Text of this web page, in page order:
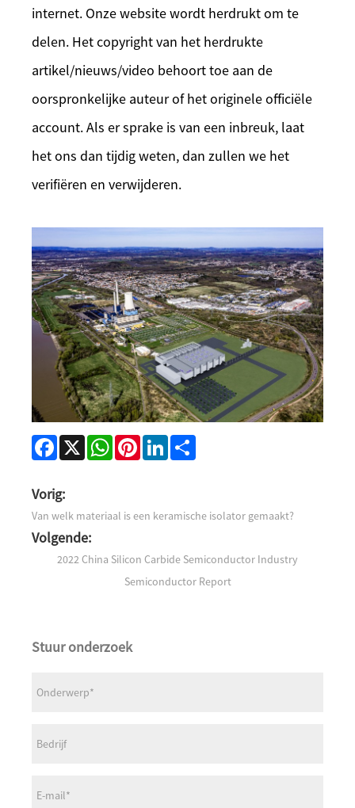
internet. Onze website wordt herdrukt om te
delen. Het copyright van het herdrukte
artikel/nieuws/video behoort toe aan de
oorspronkelijke auteur of het originele officiële
account. Als er sprake is van een inbreuk, laat
het ons dan tijdig weten, dan zullen we het
verifiëren en verwijderen.
Facebook
X WhatsAppPinterestLinkedIn
Vorig:
Van welk materiaal is een keramische isolator gemaakt?
Volgende:
2022 China Silicon Carbide Semiconductor Industry
Semiconductor Report
Stuur onderzoek